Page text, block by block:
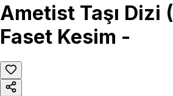
Ametist Taşı Dizi
Faset Kesim -